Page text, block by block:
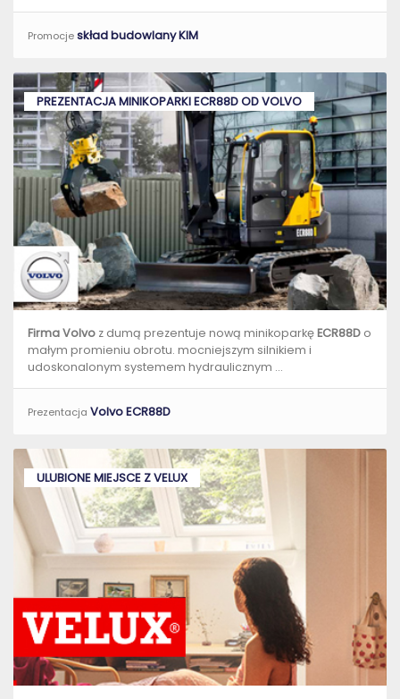
Promocjeskład budowlany KIM
PREZENTACJA MINIKOPARKI ECR88D OD VOLVO
Firma Volvo z dumą prezentuje nową minikoparkęECR88D o
małym promieniu obrotu. mocniejszym silnikiem i
udoskonalonym systemem hydraulicznym ...
Prezentacja Volvo ECR88D
ULUBIONE MIEJSCE Z VELUX